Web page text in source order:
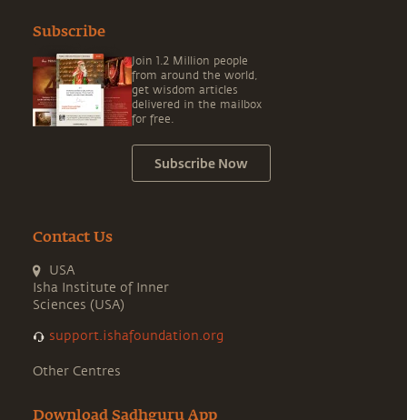
Subscribe
Join 1.2 Million people
from around the world,
get wisdom articles
delivered in the mailbox
for free.
Subscribe Now
Contact Us
USA
Isha Institute of Inner
Sciences (USA)
support.ishafoundation.org
Other Centres
Download Sadhguru App